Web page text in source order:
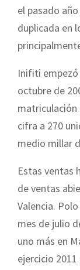
el pasado
duplicada en
Inifiti empezó
octubre de
matriculación
cifra a 270
medio millar
Estas ventas
de ventas
Valencia.
mes de julio
uno más en
ejercicio